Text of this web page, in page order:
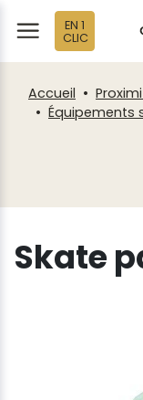
EN 1
CLIC
Accueil
Équipements
Skate
Fenêtre
de
chat
Panneau de